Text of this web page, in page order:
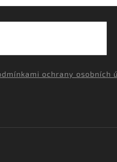
ochrany osobních